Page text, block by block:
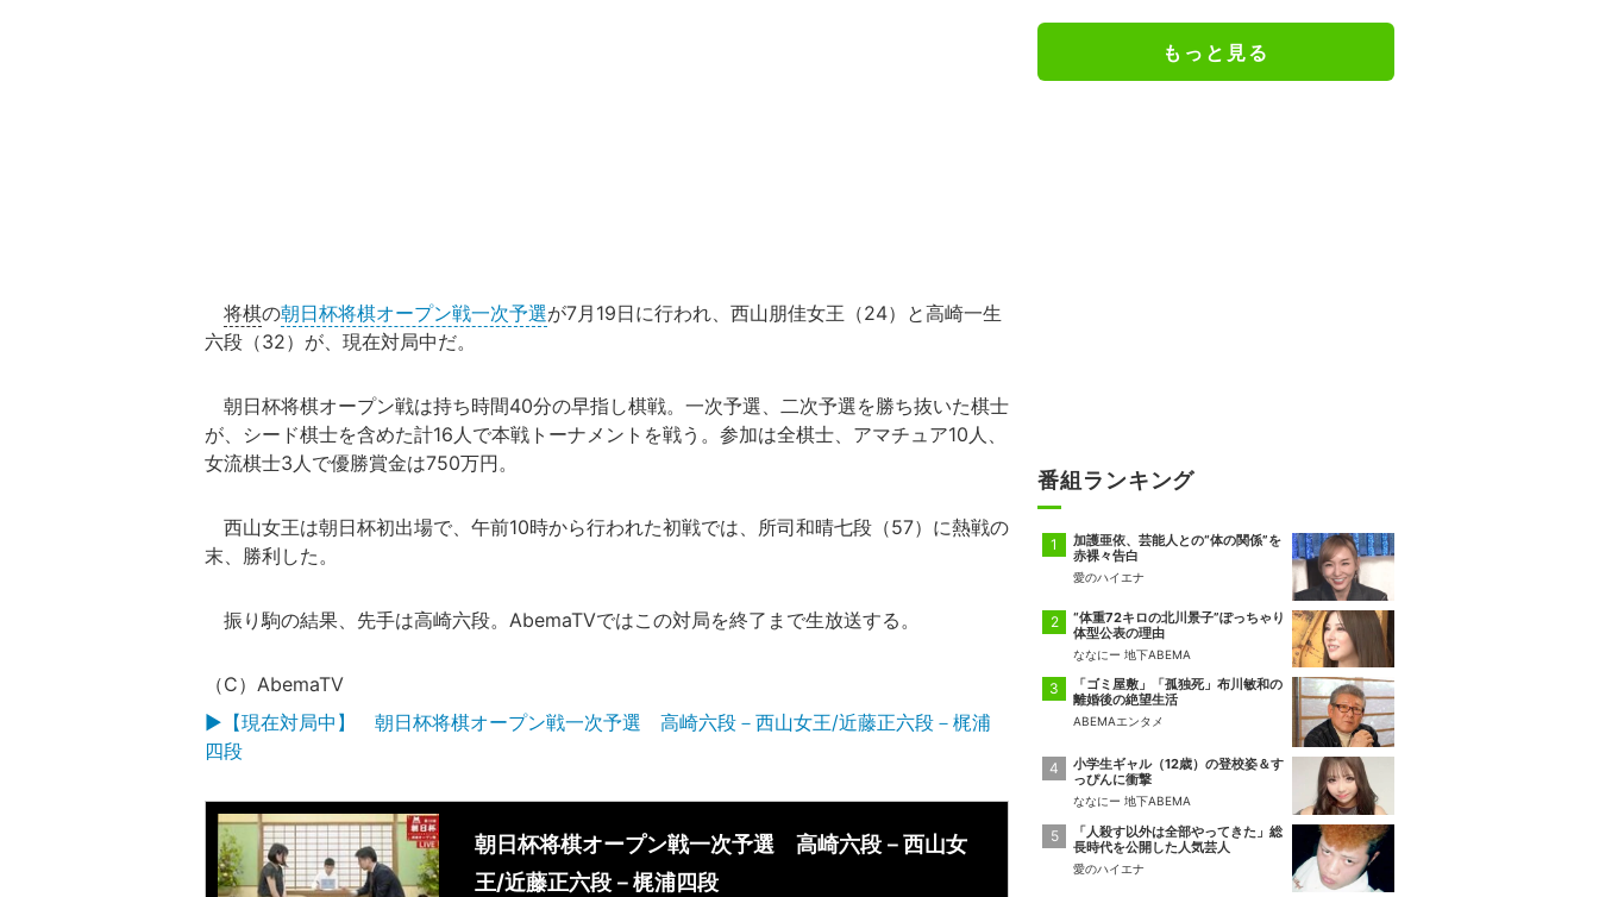
将棋の朝日杯将棋オープン戦一次予選が7月19日に行われ、西山朋佳女王（24）と高崎一生
六段（32）が、現在対局中だ。
朝日杯将棋オープン戦は持ち時間40分の早指し棋戦。一次予選、二次予選を勝ち抜いた棋士
が、シード棋士を含めた計16人で本戦トーナメントを戦う。参加は全棋士、アマチュア10人、
女流棋士3人で優勝賞金は750万円。
西山女王は朝日杯初出場で、午前10時から行われた初戦では、所司和晴七段（57）に熱戦の
末、勝利した。
振り駒の結果、先手は高崎六段。AbemaTVではこの対局を終了まで生放送する。
（C）AbemaTV
▶【現在対局中】 朝日杯将棋オープン戦一次予選 高崎六段－西山女王/近藤正六段－梶浦
四段
朝日杯将棋オープン戦一次予選 高崎六段－西山女
王/近藤正六段－梶浦四段
もっと見る
番組ランキング
加護亜依、芸能人との“体の関係”を
赤裸々告白
愛のハイエナ
“体重72キロの北川景子”ぽっちゃり
体型公表の理由
ななにー 地下ABEMA
「ゴミ屋敷」「孤独死」布川敏和の
離婚後の絶望生活
ABEMAエンタメ
小学生ギャル（12歳）の登校姿＆す
っぴんに衝撃
ななにー 地下ABEMA
「人殺す以外は全部やってきた」総
長時代を公開した人気芸人
愛のハイエナ